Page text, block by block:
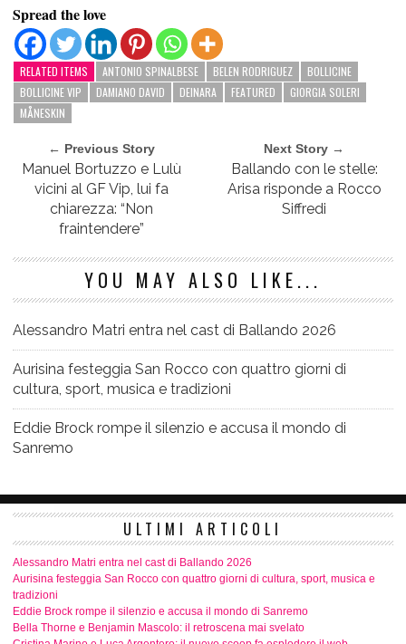
Spread the love
RELATED ITEMS ANTONIO SPINALBESE BELEN RODRIGUEZ
BOLLICINE
BOLLICINE VIP
DAMIANO DAVID DEINARA FEATURED
GIORGIA SOLERI
MÅNESKIN
← Previous Story
Manuel Bortuzzo e Lulù
vicini al GF Vip, lui fa
chiarezza: “Non
fraintendere”
Next Story →
Ballando con le stelle:
Arisa risponde a Rocco
Siffredi
YOU MAY ALSO LIKE...
Alessandro Matri entra nel cast di Ballando 2026
Aurisina festeggia San Rocco con quattro giorni di
cultura, sport, musica e tradizioni
Eddie Brock rompe il silenzio e accusa il mondo di
Sanremo
ULTIMI ARTICOLI
Alessandro Matri entra nel cast di Ballando 2026
Aurisina festeggia San Rocco con quattro giorni di cultura, sport, musica e
tradizioni
Eddie Brock rompe il silenzio e accusa il mondo di Sanremo
Bella Thorne e Benjamin Mascolo: il retroscena mai svelato